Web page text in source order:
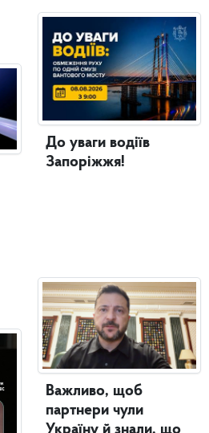
До уваги водіїв
Запоріжжя!
Важливо, щоб
партнери чули
Україну й знали, що